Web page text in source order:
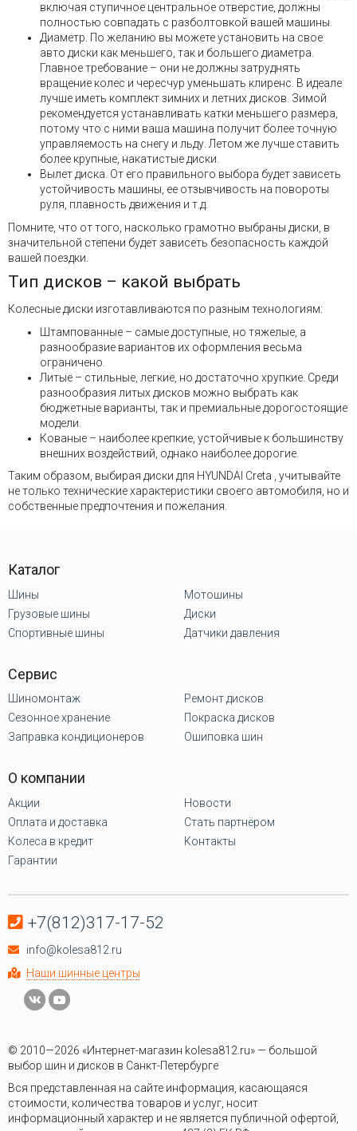
включая ступичное центральное отверстие, должны
полностью совпадать с разболтовкой вашей машины.
Диаметр. По желанию вы можете установить на свое
авто диски как меньшего, так и большего диаметра.
Главное требование – они не должны затруднять
вращение колес и чересчур уменьшать клиренс. В идеале
лучше иметь комплект зимних и летних дисков. Зимой
рекомендуется устанавливать катки меньшего размера,
потому что с ними ваша машина получит более точную
управляемость на снегу и льду. Летом же лучше ставить
более крупные, накатистые диски.
Вылет диска. От его правильного выбора будет зависеть
устойчивость машины, ее отзывчивость на повороты
руля, плавность движения и т.д.
Помните, что от того, насколько грамотно выбраны диски, в
значительной степени будет зависеть безопасность каждой
вашей поездки.
Тип дисков – какой выбрать
Колесные диски изготавливаются по разным технологиям:
Штампованные – самые доступные, но тяжелые, а
разнообразие вариантов их оформления весьма
ограничено.
Литые – стильные, легкие, но достаточно хрупкие. Среди
разнообразия литых дисков можно выбрать как
бюджетные варианты, так и премиальные дорогостоящие
модели.
Кованые – наиболее крепкие, устойчивые к большинству
внешних воздействий, однако наиболее дорогие.
Таким образом, выбирая диски для HYUNDAI Creta , учитывайте
не только технические характеристики своего автомобиля, но и
собственные предпочтения и пожелания.
Каталог
Шины
Грузовые шины
Спортивные шины
Мотошины
Диски
Датчики давления
Сервис
Шиномонтаж
Сезонное хранение
Заправка кондиционеров
Ремонт дисков
Покраска дисков
Ошиповка шин
О компании
Акции
Оплата и доставка
Колеса в кредит
Гарантии
Новости
Стать партнёром
Контакты
+7(812)317-17-52
info@kolesa812.ru
Наши шинные центры
© 2010—2026 «Интернет-магазин kolesa812.ru» — большой
выбор шин и дисков в Санкт-Петербурге
Вся представленная на сайте информация, касающаяся
стоимости, количества товаров и услуг, носит
информационный характер и не является публичной офертой,